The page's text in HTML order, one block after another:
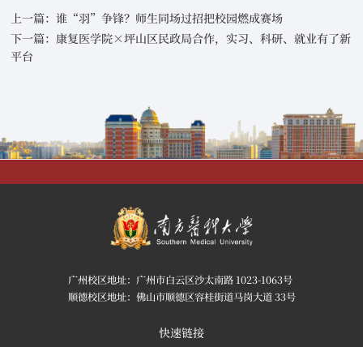
上一篇：谁“羽”争锋？师生同场过招把校园燃成赛场
下一篇：康复医学院×坪山区民政局合作，实习、科研、就业有了新
平台
广州校区地址：广州市白云区沙太南路 1023-1063号
顺德校区地址：佛山市顺德区容桂街道马岗大道 33号
快速链接